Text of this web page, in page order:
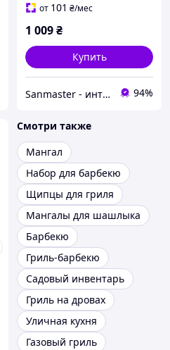
от 101 ₴/мес
1 009₴
Купить
Sanmaster - интернет-магазин сантехники 94%
Смотри также
Мангал
Набор для барбекю
Щипцы для гриля
Мангалы для шашлыка
Барбекю
Гриль-барбекю
Садовый инвентарь
Гриль на дровах
Уличная кухня
Газовый гриль